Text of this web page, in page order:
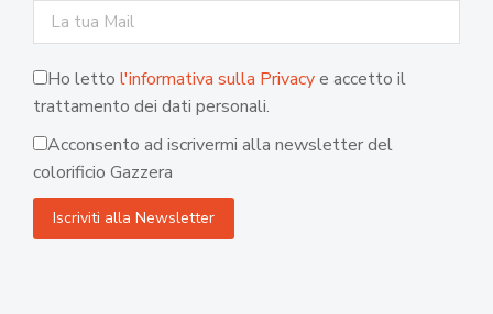
Ho letto l'informativa sulla Privacye accetto il
trattamento dei dati personali.
Acconsento ad iscrivermi alla newsletter del
colorificio Gazzera